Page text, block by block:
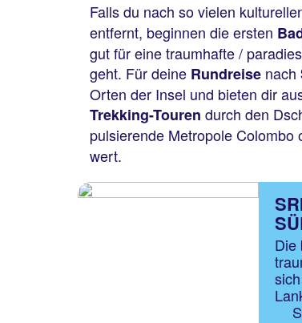
Falls du nach so vielen
entfernt, beginnen die ersten
gut für eine traumhafte /
geht. Für deine Rundreise nach
Orten der Insel und bieten dir
Trekking-Touren durch den
pulsierende Metropole Colombo
wert.
Die